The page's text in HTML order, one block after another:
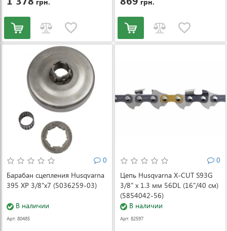
0
Барабан сцепления Husqvarna
395 XP 3/8"x7 (5036259-03)
В наличии
Арт: 80485
0
Цепь Husqvarna X-CUT S93G
3/8" x 1.3 мм 56DL (16"/40 см)
(5854042-56)
В наличии
Арт: 82597